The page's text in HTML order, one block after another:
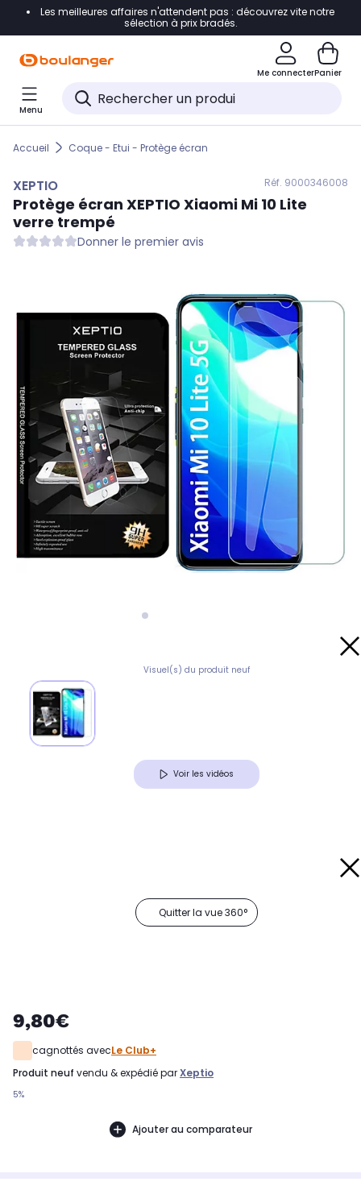
Accéder directement à la navigation
Accéder directement au pied de page
Accéder directement au chatbot
Les meilleures affaires n'attendent pas : découvrez vite notre
sélection à prix bradés.
Me connecterPanier
Menu
Accueil Coque - Etui - Protège écran
XEPTIO Réf. 9000346008
Protège écran XEPTIO Xiaomi Mi 10 Lite
verre trempé
Donner le premier avis
Visuel(s) du produit neuf
Voir les vidéos
Quitter la vue 360°
9,80€
cagnottés avecLe Club+
produit neuf vendu & expédié parXeptio
5%
Ajouter au comparateur